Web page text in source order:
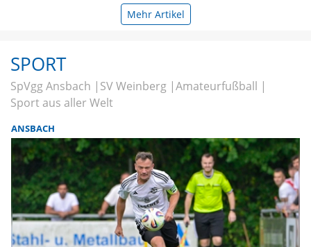
Mehr Artikel
SPORT
SpVgg Ansbach SV Weinberg Amateurfußball
Sport aus aller Welt
ANSBACH